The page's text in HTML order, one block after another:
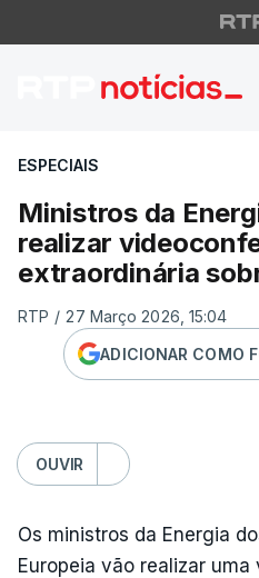
Ministros
ESPECIAIS
Ministros da
realizar
extraordinária
RTP / 27 Março 2026, 15:04
ADICIONAR COMO
OUVIR
Os ministros da Energia
Europeia vão realizar